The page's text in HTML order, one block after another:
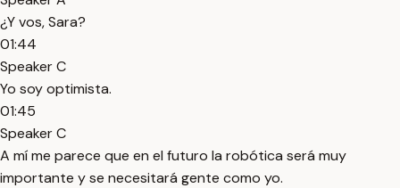
¿Y vos, Sara?
01:44
Speaker C
Yo soy optimista.
01:45
Speaker C
A mí me parece que en el futuro la robótica será muy
importante y se necesitará gente como yo.